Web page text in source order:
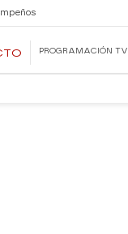
PROGRAMACIÓN TV